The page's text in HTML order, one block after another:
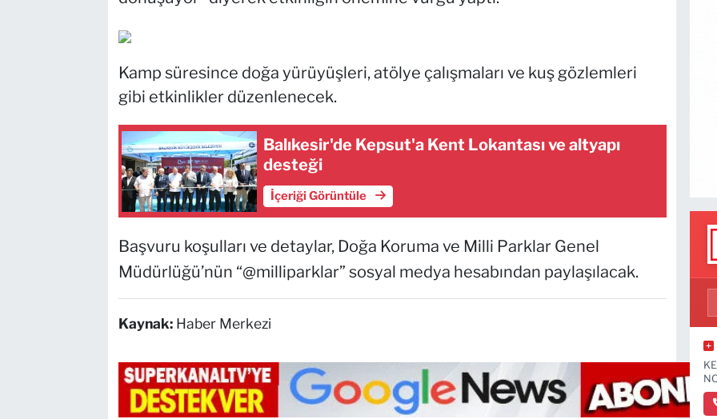
Kamp süresince doğa yürüyüşleri, atölye çalışmaları ve kuş gözlemleri
gibi etkinlikler düzenlenecek.
Balıkesir'de Kepsut'a Kent Lokantası ve altyapı
desteği
İçeriği Görüntüle
Başvuru koşulları ve detaylar, Doğa Koruma ve Milli Parklar Genel
Müdürlüğü’nün “@milliparklar” sosyal medya hesabından paylaşılacak.
Kaynak: Haber Merkezi